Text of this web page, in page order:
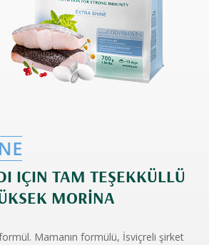
IÇIN TAM TEŞEKKÜLLÜ
MORİNA
Mamanın formülü, İsviçreli şirket